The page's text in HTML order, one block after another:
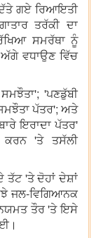
ਗਏ ਰਿਆਇਤੀ
ਤਰੱਕੀ ਦਾ
ਸਮਰੱਥਾ ਨੂੰ
ਵਧਾਉਣ ਵਿੱਚ
'ਪਣਡੁੱਬੀ
ਪੱਤਰ'; ਅਤੇ
ਇਰਾਦਾ ਪੱਤਰ'
'ਤੇ ਤਸੱਲੀ
'ਤੇ ਦੋਹਾਂ ਦੇਸ਼ਾਂ
ਜਲ-ਵਿਗਿਆਨਕ
ਤੌਰ 'ਤੇ ਇਸੇ